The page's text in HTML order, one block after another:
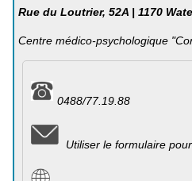
Rue du Loutrier, 52A | 1170
Centre médico-psychologique
0488/77.19.88
Utiliser le formulaire